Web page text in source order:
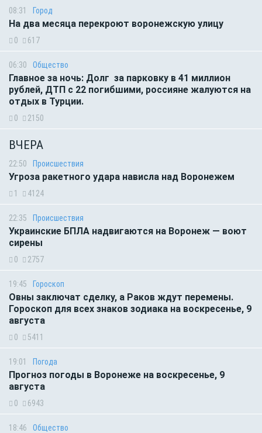
08:31 Город
На два месяца перекроют воронежскую улицу
0 617
06:30 Общество
Главное за ночь: Долг за парковку в 41 миллион
рублей, ДТП с 22 погибшими, россияне жалуются на
отдых в Турции.
0 2150
ВЧЕРА
22:50 Происшествия
Угроза ракетного удара нависла над Воронежем
1 4124
22:35 Происшествия
Украинские БПЛА надвигаются на Воронеж — воют
сирены
0 2757
19:45 Гороскоп
Овны заключат сделку, а Раков ждут перемены.
Гороскоп для всех знаков зодиака на воскресенье, 9
августа
0 5411
19:01 Погода
Прогноз погоды в Воронеже на воскресенье, 9
августа
0 6943
18:46 Общество